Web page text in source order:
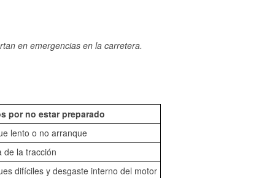
en emergencias en la carretera.
por no estar preparado
lento o no arranque
de la tracción
difíciles y desgaste interno del motor